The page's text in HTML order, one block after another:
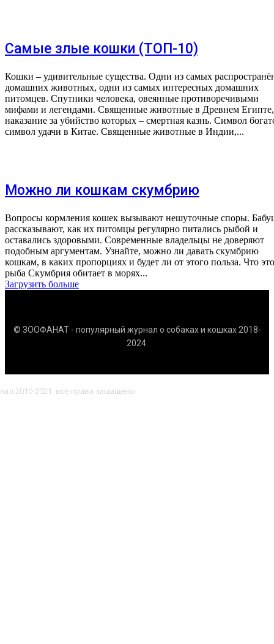
Самые злые кошки (ТОП-10)
Кошки – удивительные существа. Одни из самых
домашних животных, одни из самых интересных домашних
питомцев. Спутники человека, овеянные противоречивыми
мифами и легендами. Священные животные в Древнем Египте,
наказание за убийство которых – смертная казнь. Символ
символ удачи в Китае. Священные животные в Индии,...
Можно ли кошкам скумбрию
Вопросы кормления кошек вызывают нешуточные споры.
рассказывают, как их питомцы регулярно питались рыбой и
оставались здоровыми. Современные владельцы не доверяют
подобным аргументам. Узнайте, можно ли давать скумбрию
кошкам, в каких пропорциях и будет ли от этого польза. Что это за
рыба Скумбрия обитает в морях...
Загрузить больше
© ЗООФАНАТ - популярный журнал о собаках и кошках 2018-
2024.
2010-2021. все права защищены.